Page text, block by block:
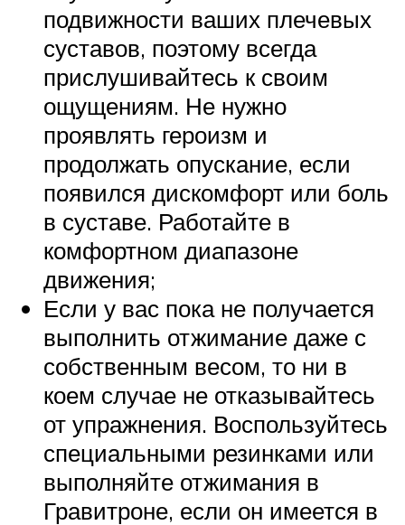
подвижности ваших плечевых
суставов, поэтому всегда
прислушивайтесь к своим
ощущениям. Не нужно
проявлять героизм и
продолжать опускание, если
появился дискомфорт или боль
в суставе. Работайте в
комфортном диапазоне
движения;
Если у вас пока не получается
выполнить отжимание даже с
собственным весом, то ни в
коем случае не отказывайтесь
от упражнения. Воспользуйтесь
специальными резинками или
выполняйте отжимания в
Гравитроне, если он имеется в